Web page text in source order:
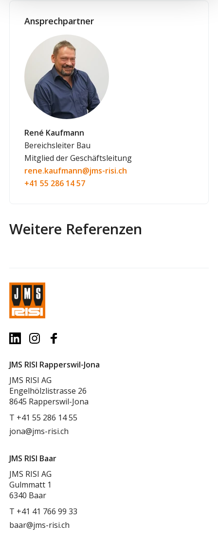
Ansprechpartner
René Kaufmann
Bereichsleiter Bau
Mitglied der Geschäftsleitung
rene.kaufmann@jms-risi.ch
+41 55 286 14 57
Weitere Referenzen
JMS RISI Rapperswil-Jona
JMS RISI AG
Engelhölzlistrasse 26
8645 Rapperswil-Jona
T +41 55 286 14 55
jona@jms-risi.ch
JMS RISI Baar
JMS RISI AG
Gulmmatt 1
6340 Baar
T +41 41 766 99 33
baar@jms-risi.ch